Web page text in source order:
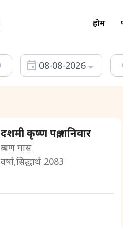
होम
08-08-2026
दशमी कृष्ण पक्ष,शनिवार
श्रावण मास
वर्षा,सिद्धार्थ 2083